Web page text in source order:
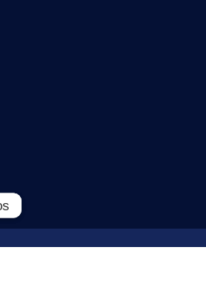
los Derechos Reservados |